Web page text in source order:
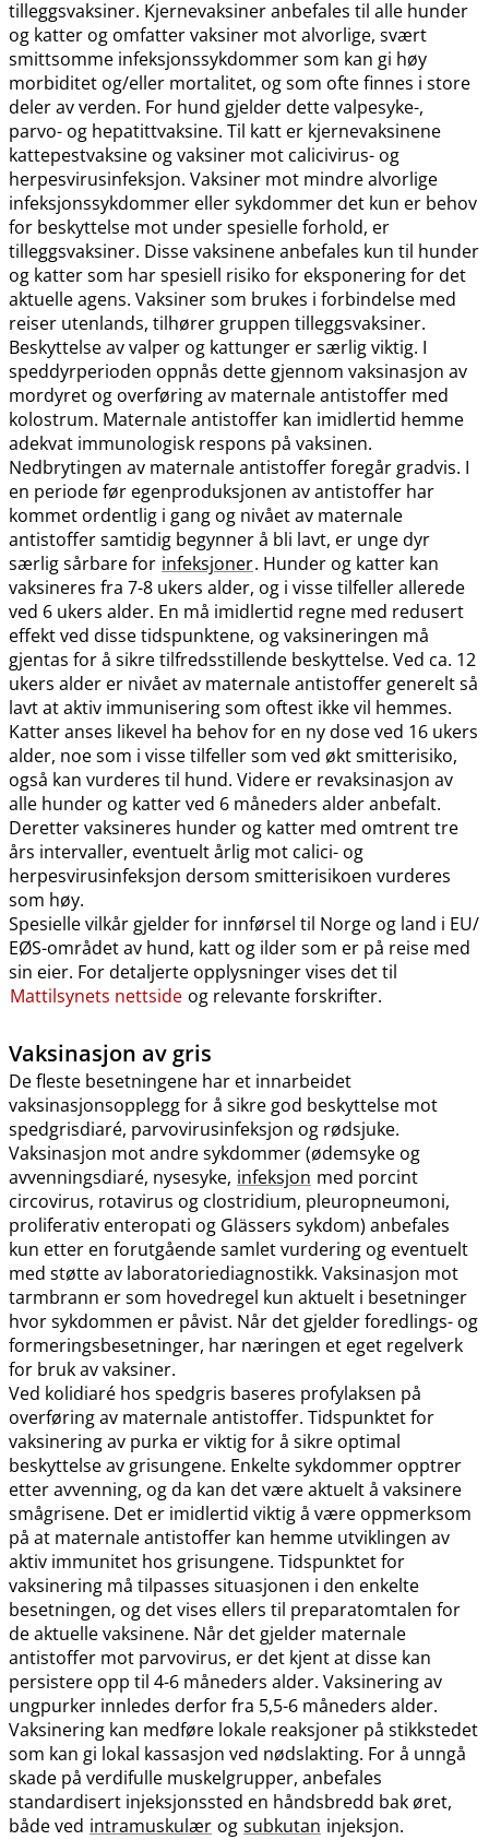
tilleggsvaksiner. Kjernevaksiner anbefales til alle hunder
og katter og omfatter vaksiner mot alvorlige, svært
smittsomme infeksjonssykdommer som kan gi høy
morbiditet og​/​eller mortalitet, og som ofte finnes i store
deler av verden. For hund gjelder dette valpesyke-,
parvo- og hepatittvaksine. Til katt er kjernevaksinene
kattepestvaksine og vaksiner mot calicivirus- og
herpesvirusinfeksjon. Vaksiner mot mindre alvorlige
infeksjonssykdommer eller sykdommer det kun er behov
for beskyttelse mot under spesielle forhold, er
tilleggsvaksiner. Disse vaksinene anbefales kun til hunder
og katter som har spesiell risiko for eksponering for det
aktuelle agens. Vaksiner som brukes i forbindelse med
reiser utenlands, tilhører gruppen tilleggsvaksiner.
Beskyttelse av valper og kattunger er særlig viktig. I
speddyrperioden oppnås dette gjennom vaksinasjon av
mordyret og overføring av maternale antistoffer med
kolostrum. Maternale antistoffer kan imidlertid hemme
adekvat immunologisk respons på vaksinen.
Nedbrytingen av maternale antistoffer foregår gradvis. I
en periode før egenproduksjonen av antistoffer har
kommet ordentlig i gang og nivået av maternale
antistoffer samtidig begynner å bli lavt, er unge dyr
særlig sårbare for infeksjoner. Hunder og katter kan
vaksineres fra 7-8 ukers alder, og i visse tilfeller allerede
ved 6 ukers alder. En må imidlertid regne med redusert
effekt ved disse tidspunktene, og vaksineringen må
gjentas for å sikre tilfredsstillende beskyttelse. Ved ca. 12
ukers alder er nivået av maternale antistoffer generelt så
lavt at aktiv immunisering som oftest ikke vil hemmes.
Katter anses likevel ha behov for en ny dose ved 16 ukers
alder, noe som i visse tilfeller som ved økt smitterisiko,
også kan vurderes til hund. Videre er revaksinasjon av
alle hunder og katter ved 6 måneders alder anbefalt.
Deretter vaksineres hunder og katter med omtrent tre
års intervaller, eventuelt årlig mot calici- og
herpesvirusinfeksjon dersom smitterisikoen vurderes
som høy.
Spesielle vilkår gjelder for innførsel til Norge og land i EU​/​
EØS-området av hund, katt og ilder som er på reise med
sin eier. For detaljerte opplysninger vises det til
Mattilsynets nettside og relevante forskrifter.
Vaksinasjon av gris
De fleste besetningene har et innarbeidet
vaksinasjonsopplegg for å sikre god beskyttelse mot
spedgrisdiaré, parvovirusinfeksjon og rødsjuke.
Vaksinasjon mot andre sykdommer (ødemsyke og
avvenningsdiaré, nysesyke, infeksjon med porcint
circovirus, rotavirus og clostridium, pleuropneumoni,
proliferativ enteropati og Glässers sykdom) anbefales
kun etter en forutgående samlet vurdering og eventuelt
med støtte av laboratoriediagnostikk. Vaksinasjon mot
tarmbrann er som hovedregel kun aktuelt i besetninger
hvor sykdommen er påvist. Når det gjelder foredlings- og
formeringsbesetninger, har næringen et eget regelverk
for bruk av vaksiner.
Ved kolidiaré hos spedgris baseres profylaksen på
overføring av maternale antistoffer. Tidspunktet for
vaksinering av purka er viktig for å sikre optimal
beskyttelse av grisungene. Enkelte sykdommer opptrer
etter avvenning, og da kan det være aktuelt å vaksinere
smågrisene. Det er imidlertid viktig å være oppmerksom
på at maternale antistoffer kan hemme utviklingen av
aktiv immunitet hos grisungene. Tidspunktet for
vaksinering må tilpasses situasjonen i den enkelte
besetningen, og det vises ellers til preparatomtalen for
de aktuelle vaksinene. Når det gjelder maternale
antistoffer mot parvovirus, er det kjent at disse kan
persistere opp til 4-6 måneders alder. Vaksinering av
ungpurker innledes derfor fra 5,5-6 måneders alder.
Vaksinering kan medføre lokale reaksjoner på stikkstedet
som kan gi lokal kassasjon ved nødslakting. For å unngå
skade på verdifulle muskelgrupper, anbefales
standardisert injeksjonssted en håndsbredd bak øret,
både ved intramuskulær og subkutan injeksjon.